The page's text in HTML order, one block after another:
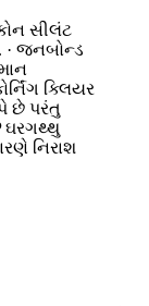
સીલંટ
· જનબોન્ડ
ક્લિયર
છે પરંતુ
ઘરગથ્થુ
નિરાશ